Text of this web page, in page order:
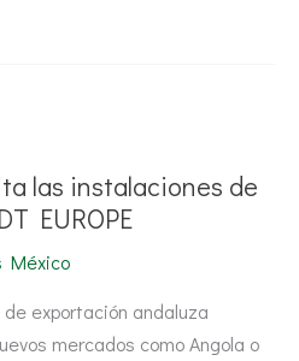
las instalaciones de
EUROPE
México
de exportación andaluza
mercados como Angola o